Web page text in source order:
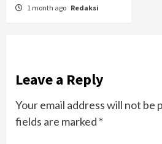
1 month ago Redaksi
Leave a Reply
Your email address will not be
fields are marked *